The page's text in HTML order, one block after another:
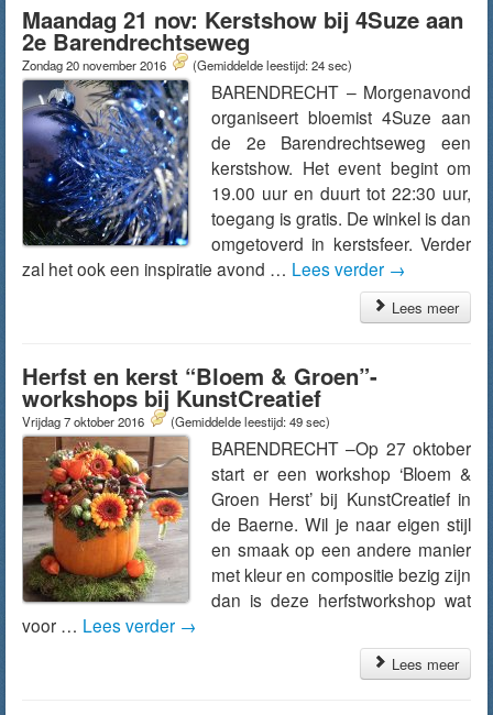
Maandag 21 nov: Kerstshow bij 4Suze aan
2e Barendrechtseweg
Zondag 20 november 2016 (Gemiddelde leestijd: 24 sec)
BARENDRECHT – Morgenavond
organiseert bloemist 4Suze aan
de 2e Barendrechtseweg een
kerstshow. Het event begint om
19.00 uur en duurt tot 22:30 uur,
toegang is gratis. De winkel is dan
omgetoverd in kerstsfeer. Verder
zal het ook een inspiratie avond … Lees verder →
Lees meer
Herfst en kerst “Bloem & Groen”-
workshops bij KunstCreatief
Vrijdag 7 oktober 2016 (Gemiddelde leestijd: 49 sec)
BARENDRECHT –Op 27 oktober
start er een workshop ‘Bloem &
Groen Herst’ bij KunstCreatief in
de Baerne. Wil je naar eigen stijl
en smaak op een andere manier
met kleur en compositie bezig zijn
dan is deze herfstworkshop wat
voor … Lees verder →
Lees meer